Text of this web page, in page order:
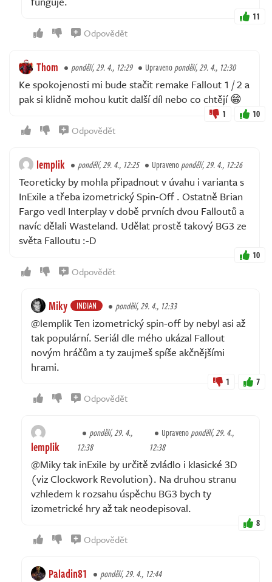
11
Odpovědět
Thom pondělí, 29. 4., 12:29 Upravenopondělí, 29. 4., 12:30
Ke spokojenosti mi bude stačit remake Fallout 1 / 2 a
pak si klidně mohou kutit další díl nebo co chtějí 😁
1 10
Odpovědět
lemplik pondělí, 29. 4., 12:25 Upravenopondělí, 29. 4., 12:26
Teoreticky by mohla připadnout v úvahu i varianta s
InExile a třeba izometrický Spin-Off . Ostatně Brian
Fargo vedl Interplay v době prvních dvou Falloutů a
navíc dělali Wasteland. Udělat prostě takový BG3 ze
světa Falloutu :-D
10
Odpovědět
Miky INDIAN pondělí, 29. 4., 12:33
@lemplik Ten izometrický spin-off by nebyl asi až
tak populární. Seriál dle mého ukázal Fallout
novým hráčům a ty zaujmeš spíše akčnějšími
hrami.
1 7
Odpovědět
lemplik
pondělí, 29. 4.,
12:38
Upravenopondělí, 29. 4.,
12:38
@Miky tak inExile by určitě zvládlo i klasické 3D
(viz Clockwork Revolution). Na druhou stranu
vzhledem k rozsahu úspěchu BG3 bych ty
izometrické hry až tak neodepisoval.
8
Odpovědět
Paladin81 pondělí, 29. 4., 12:44